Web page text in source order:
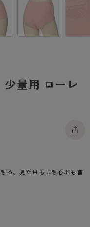
少量用 ローレ
る。見た目もはき心地も普